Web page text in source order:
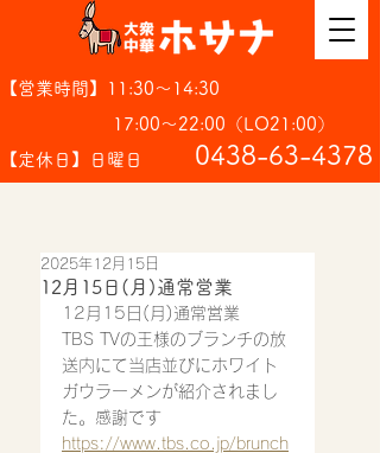
【営業時間】11:30～14:30
17:00～22:00（LO21:00）
【定休日】日曜日
​0438-63-4378
12月15日(月)通常営業
2025年12月15日
12月15日(月)通常営業
TBS TVの王様のブランチの放
送内にて当店並びにホワイト
ガウラーメンが紹介されまし
た。感謝です
https://www.tbs.co.jp/brunch